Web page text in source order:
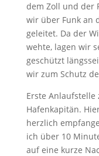
dem Zoll und der
wir über Funk an
geleitet. Da der
wehte, lagen wir
geschützt
wir zum Schutz
Erste
Hafenkapitän.
herzlich
ich über 10
auf eine kurze